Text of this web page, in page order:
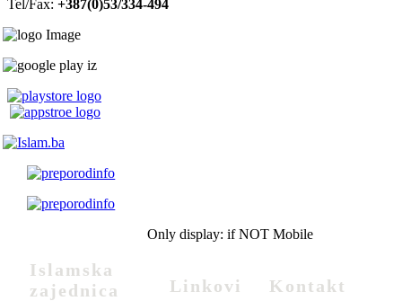
Tel/Fax: +387(0)53/334-494
Islamska
zajednica
Only display: if NOT Mobile
Linkovi Kontakt